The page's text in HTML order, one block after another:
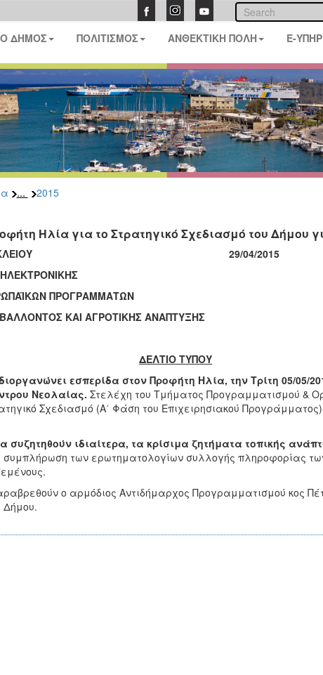
Ο ΔΗΜΟΣ ΠΟΛΙΤΙΣΜΟΣ ΑΝΘΕΚΤΙΚΗ ΠΟΛΗ E-
... 2015
Ηλία για το Στρατηγικό Σχεδιασμό του Δήμου
ΗΡΑΚΛΕΙΟΥ 29/04/2015
ΠΡΟΓΡΑΜΜΑΤΩΝ
ΚΑΙ ΑΓΡΟΤΙΚΗΣ ΑΝΑΠΤΥΞΗΣ
ΔΕΛΤΙΟ ΤΥΠΟΥ
εσπερίδα στον Προφήτη Ηλία, την Τρίτη 05/05/
Νεολαίας. Στελέχη του Τμήματος Προγραμματισμού &
Σχεδιασμό (Α΄ Φάση του Επιχειρησιακού
ιδιαίτερα, τα κρίσιμα ζητήματα τοπικής
των ερωτηματολογίων συλλογής πληροφορίας
ο αρμόδιος Αντιδήμαρχος Προγραμματισμού κος
Δήμου.